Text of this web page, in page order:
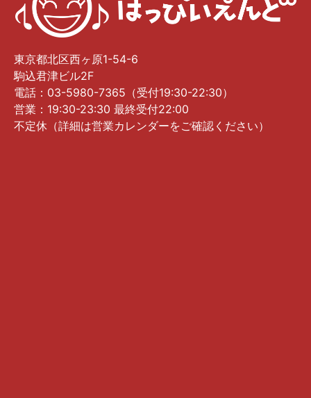
東京都北区西ヶ原1-54-6
駒込君津ビル2F
電話：03-5980-7365（受付19:30-22:30）
営業：19:30-23:30 最終受付22:00
不定休（詳細は営業カレンダーをご確認ください）